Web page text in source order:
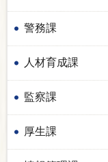
警務課
人材育成課
監察課
厚生課